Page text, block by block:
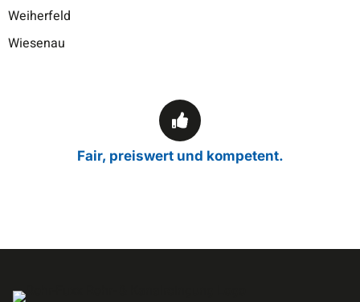
Weiherfeld
Wiesenau
Fair, preiswert und kompetent.